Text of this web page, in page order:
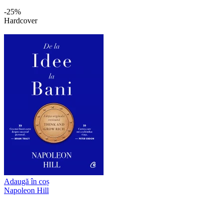
-25%
Hardcover
Adaugă în coș
Napoleon Hill